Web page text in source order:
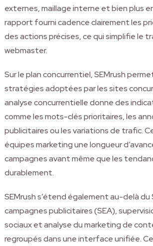
externes, maillage interne et bien plus
rapport fourni cadence clairement les
des actions précises, ce qui simplifie le
webmaster.
Sur le plan concurrentiel, SEMrush
stratégies adoptées par les sites
analyse concurrentielle donne des
comme les mots-clés prioritaires, les
publicitaires ou les variations de trafic.
équipes marketing une longueur
campagnes avant même que les
durablement.
SEMrush s’étend également au-delà du
campagnes publicitaires (SEA),
sociaux et analyse du marketing de
regroupés dans une interface unifiée.